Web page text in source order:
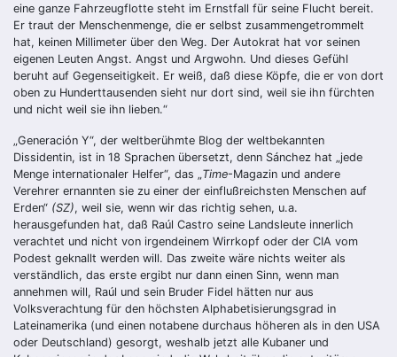
eine ganze Fahrzeugflotte steht im Ernstfall für seine Flucht bereit.
Er traut der Menschenmenge, die er selbst zusammengetrommelt
hat, keinen Millimeter über den Weg. Der Autokrat hat vor seinen
eigenen Leuten Angst. Angst und Argwohn. Und dieses Gefühl
beruht auf Gegenseitigkeit. Er weiß, daß diese Köpfe, die er von dort
oben zu Hunderttausenden sieht nur dort sind, weil sie ihn fürchten
und nicht weil sie ihn lieben.“
„Generación Y“, der weltberühmte Blog der weltbekannten
Dissidentin, ist in 18 Sprachen übersetzt, denn Sánchez hat „jede
Menge internationaler Helfer“, das „Time-Magazin und andere
Verehrer ernannten sie zu einer der einflußreichsten Menschen auf
Erden“ (SZ), weil sie, wenn wir das richtig sehen, u.a.
herausgefunden hat, daß Raúl Castro seine Landsleute innerlich
verachtet und nicht von irgendeinem Wirrkopf oder der CIA vom
Podest geknallt werden will. Das zweite wäre nichts weiter als
verständlich, das erste ergibt nur dann einen Sinn, wenn man
annehmen will, Raúl und sein Bruder Fidel hätten nur aus
Volksverachtung für den höchsten Alphabetisierungsgrad in
Lateinamerika (und einen notabene durchaus höheren als in den USA
oder Deutschland) gesorgt, weshalb jetzt alle Kubaner und